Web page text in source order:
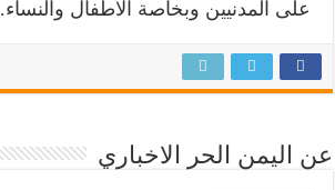
على المدنيين وبخاصة الأطفال والنساء.
عن اليمن الحر الاخباري